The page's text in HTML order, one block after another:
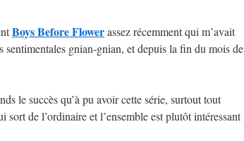
Boys Before Flowerassez récemment qui m’avait
gnian-gnian, et depuis la fin du mois de
le succès qu’à pu avoir cette série, surtout tout
de l’ordinaire et l’ensemble est plutôt intéressant